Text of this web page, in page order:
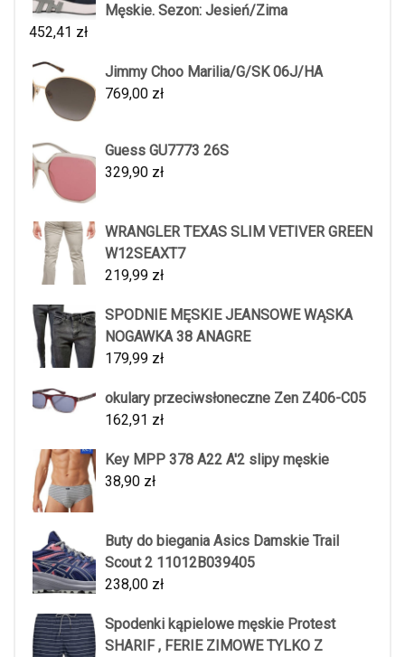
Męskie. Sezon: Jesień/Zima
452,41 zł
Jimmy Choo Marilia/G/SK 06J/HA
769,00 zł
Guess GU7773 26S
329,90 zł
WRANGLER TEXAS SLIM VETIVER GREEN
W12SEAXT7
219,99 zł
SPODNIE MĘSKIE JEANSOWE WĄSKA
NOGAWKA 38 ANAGRE
179,99 zł
okulary przeciwsłoneczne Zen Z406-C05
162,91 zł
Key MPP 378 A22 A'2 slipy męskie
38,90 zł
Buty do biegania Asics Damskie Trail
Scout 2 11012B039405
238,00 zł
Spodenki kąpielowe męskie Protest
SHARIF , FERIE ZIMOWE TYLKO Z